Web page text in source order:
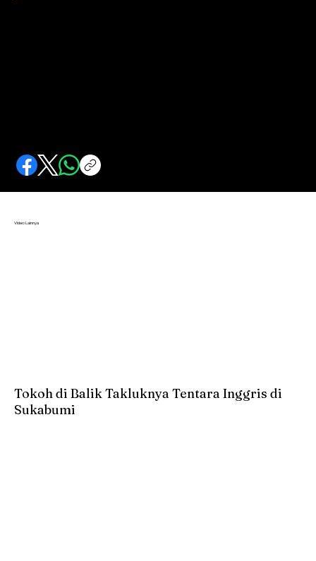
Video Lainnya
Tokoh di Balik Takluknya Tentara Inggris di
Sukabumi